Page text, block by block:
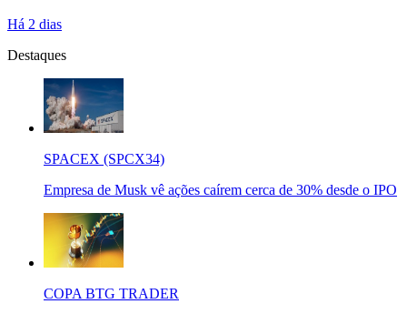
Há 2 dias
Destaques
SPACEX (SPCX34)
Empresa de Musk vê ações caírem cerca de 30% desde o IPO
COPA BTG TRADER